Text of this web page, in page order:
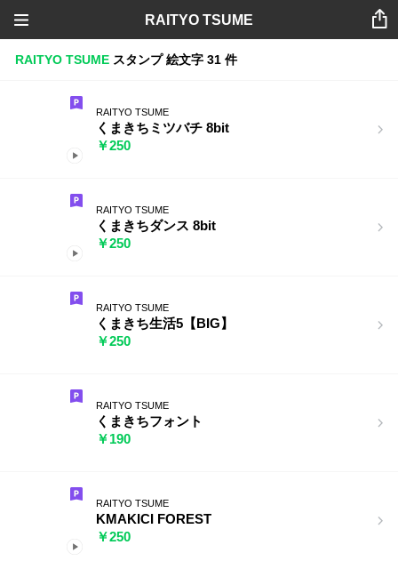
RAITYO TSUME
RAITYO TSUME スタンプ 絵文字 31 件
RAITYO TSUME
くまきちミツバチ 8bit
￥250
RAITYO TSUME
くまきちダンス 8bit
￥250
RAITYO TSUME
くまきち生活5【BIG】
￥250
RAITYO TSUME
くまきちフォント
￥190
RAITYO TSUME
KMAKICI FOREST
￥250